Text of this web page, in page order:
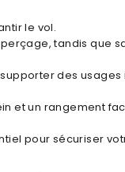
le vol.
tandis que
des usages
et un rangement
pour sécuriser